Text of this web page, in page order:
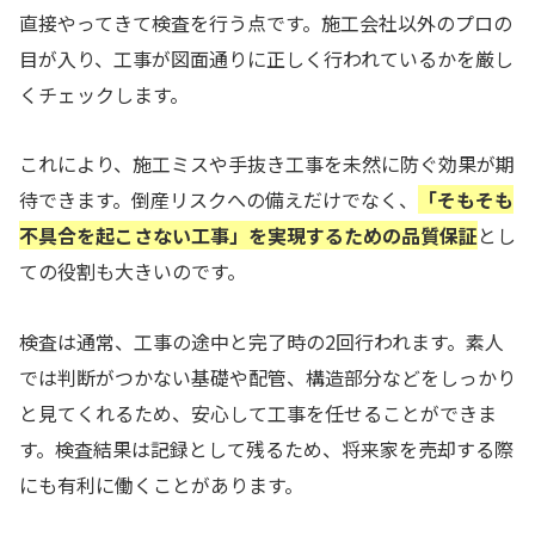
直接やってきて検査を行う点です。施工会社以外のプロの
目が入り、工事が図面通りに正しく行われているかを厳し
くチェックします。
これにより、施工ミスや手抜き工事を未然に防ぐ効果が期
待できます。倒産リスクへの備えだけでなく、
「そもそも
不具合を起こさない工事」を実現するための品質保証とし
ての役割も大きいのです。
検査は通常、工事の途中と完了時の2回行われます。素人
では判断がつかない基礎や配管、構造部分などをしっかり
と見てくれるため、安心して工事を任せることができま
す。検査結果は記録として残るため、将来家を売却する際
にも有利に働くことがあります。